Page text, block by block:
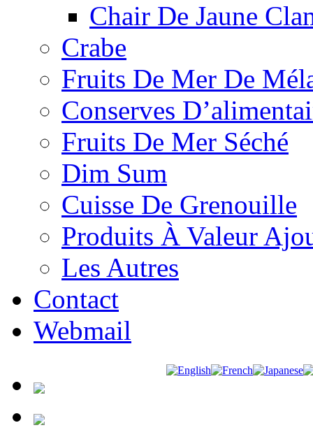
Chair De Jaune
Crabe
Fruits De Mer De
Conserves
Fruits De Mer Séché
Dim Sum
Cuisse De Grenouille
Produits À Valeur
Les Autres
Contact
Webmail